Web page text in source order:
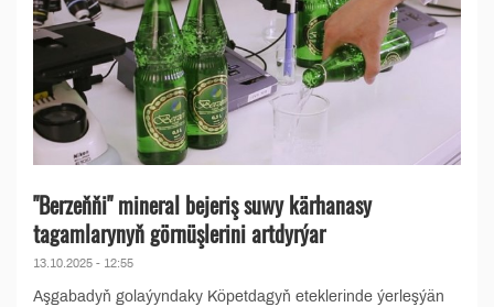
"Berzeňňi" mineral bejeriş suwy kärhanasy
tagamlarynyň görnüşlerini artdyrýar
13.10.2025 - 12:55
Aşgabadyň golaýyndaky Köpetdagyň eteklerinde ýerleşýän